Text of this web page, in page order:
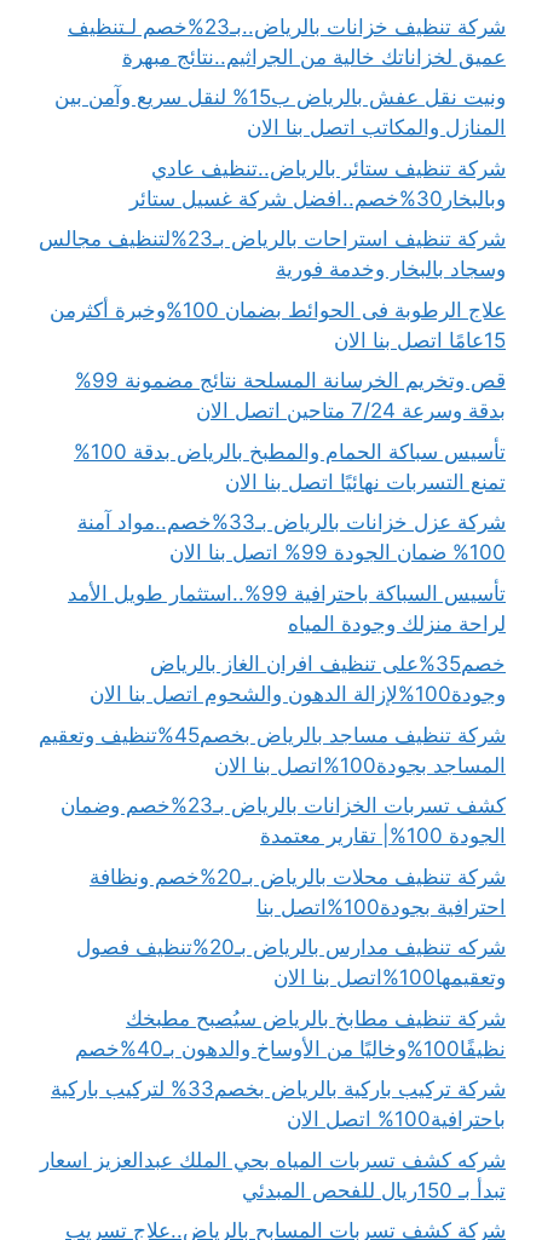
شركة تنظيف خزانات بالرياض..بـ23%خصم لـتنظيف
عميق لخزاناتك خالية من الجراثيم..نتائج مبهرة
ونيت نقل عفش بالرياض ب15% لنقل سريع وآمن بين
المنازل والمكاتب اتصل بنا الان
شركة تنظيف ستائر بالرياض..تنظيف عادي
وبالبخار30%خصم..افضل شركة غسيل ستائر
شركة تنظيف استراحات بالرياض بـ23%لتنظيف مجالس
وسجاد بالبخار وخدمة فورية
علاج الرطوبة فى الحوائط بضمان 100%وخبرة أكثرمن
15عامًا اتصل بنا الان
قص وتخريم الخرسانة المسلحة نتائج مضمونة 99%
بدقة وسرعة 7/24 متاحين اتصل الان
تأسيس سباكة الحمام والمطبخ بالرياض بدقة 100%
تمنع التسربات نهائيًا اتصل بنا الان
شركة عزل خزانات بالرياض بـ33%خصم..مواد آمنة
100% ضمان الجودة 99% اتصل بنا الان
تأسيس السباكة باحترافية 99%..استثمار طويل الأمد
لراحة منزلك وجودة المياه
خصم35%على تنظيف افران الغاز بالرياض
وجودة100%لإزالة الدهون والشحوم اتصل بنا الان
شركة تنظيف مساجد بالرياض بخصم45%تنظيف وتعقيم
المساجد بجودة100%اتصل بنا الان
كشف تسربات الخزانات بالرياض بـ23%خصم وضمان
الجودة 100%| تقارير معتمدة
شركة تنظيف محلات بالرياض بـ20%خصم ونظافة
احترافية بجودة100%اتصل بنا
شركه تنظيف مدارس بالرياض بـ20%تنظيف فصول
وتعقيمها100%اتصل بنا الان
شركة تنظيف مطابخ بالرياض سيُصبح مطبخك
نظيفًا100%وخاليًا من الأوساخ والدهون بـ40%خصم
شركة تركيب باركية بالرياض بخصم33% لتركيب باركية
باحترافية100% اتصل الان
شركه كشف تسربات المياه بحي الملك عبدالعزيز اسعار
تبدأ بـ 150ريال للفحص المبدئي
شركة كشف تسربات المسابح بالرياض..علاج تسريب